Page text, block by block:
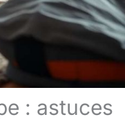
: astuces